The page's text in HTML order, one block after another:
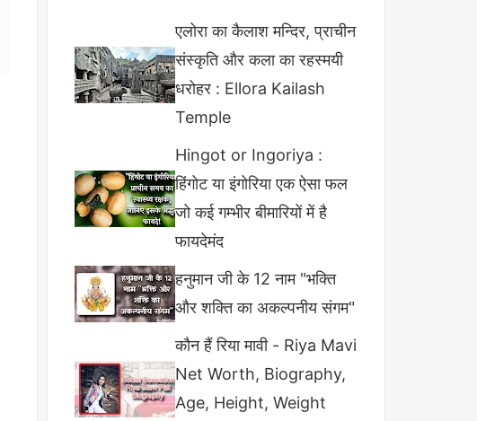
एलोरा का कैलाश मन्दिर, प्राचीन
संस्कृति और कला का रहस्मयी
धरोहर : Ellora Kailash
Temple
Hingot or Ingoriya :
हिंगोट या इंगोरिया एक ऐसा फल
जो कई गम्भीर बीमारियों में है
फायदेमंद
हनुमान जी के 12 नाम "भक्ति
और शक्ति का अकल्पनीय संगम"
कौन हैं रिया मावी - Riya Mavi
Net Worth, Biography,
Age, Height, Weight